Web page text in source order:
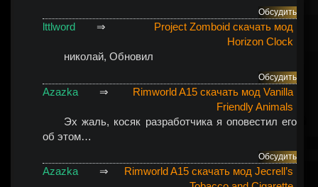
Обсудить
lttlword ⇒
Project Zomboid скачать мод
Horizon Clock
николай, Обновил
Обсудить
Azazka ⇒
Rimworld A15 скачать мод Vanilla
Friendly Animals
Эх жаль, косяк разработчика я оповестил его
об этом…
Обсудить
Azazka ⇒
Rimworld A15 скачать мод Jecrell’s